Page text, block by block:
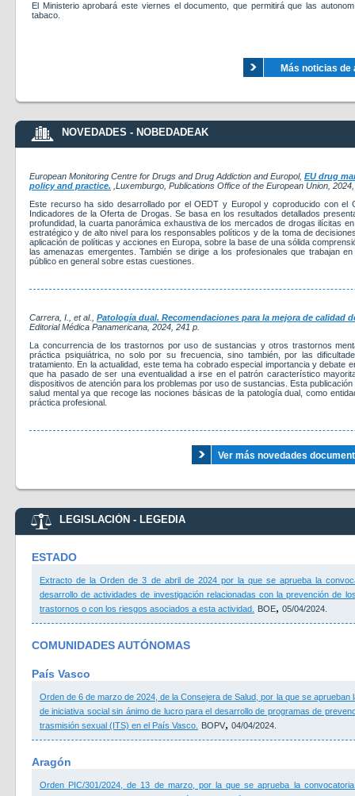
El Ministerio aprobará este viernes el documento, que permitirá que las
tabaco.
Más noticias
NOVEDADES - NOBEDADEAK
European Monitoring Centre for Drugs and Drug Addiction and Europol, EU drug
policy and practice. ,Luxemburgo, Publications Office of the European Union , 2024
Este recurso ha sido desarrollado por el OEDT y Europol y coproducido con el
Indicadores de la Oferta de Drogas. Se basa en los resultados detallados
profundidad, la cuarta panorámica exhaustiva de los mercados de drogas ilícitas
estratégico y de alto nivel para los responsables políticos y de la toma de
aplicación de políticas y acciones en Europa, sobre la base de una sólida
las amenazas emergentes. También se dirige a los profesionales que trabajan
público en general sobre estas cuestiones.
Carrera, I., et al., Patología dual. Recomendaciones para la mejora de calidad
Editorial Médica Panamericana , 2024 , 241 p.
La concurrencia de los trastornos por uso de sustancias y otros trastornos
práctica psiquiátrica, no solo por su frecuencia, sino también, por las
tratamiento. En la actualidad, este tema ha cobrado especial importancia y debate
que ha pasado de ser una eventualidad a irse en el patrón característico
dispositivos de atención para los problemas por uso de sustancias. Esta
salud mental ya que recoge las nociones básicas de la patología dual, como
práctica profesional.
Ver más novedades
LEGISLACIÓN - LEGEDIA
ESTADO
Extracto de la Orden de 3 de abril de 2024 por la que se aprueba la
desarrollo de actividades de investigación relacionadas con la prevención de
trastornos o con los riesgos asociados a esta actividad.
BOE, 05/04/2024.
COMUNIDADES AUTÓNOMAS
País Vasco
Orden de 6 de marzo de 2024, de la Consejera de Salud, por la que se
de iniciativa social sin ánimo de lucro para el desarrollo de programas de
trasmisión sexual (ITS) en el País Vasco.
BOPV, 04/04/2024.
Aragón
Orden PIC/301/2024, de 13 de marzo, por la que se aprueba la